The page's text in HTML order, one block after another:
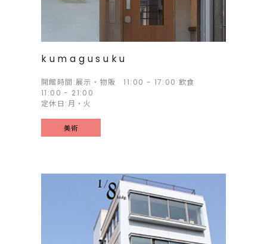
kumagusuku
開館時間:展示・物販 11:00 - 17:00 飲食
11:00 - 21:00
定休日:月・火
美術